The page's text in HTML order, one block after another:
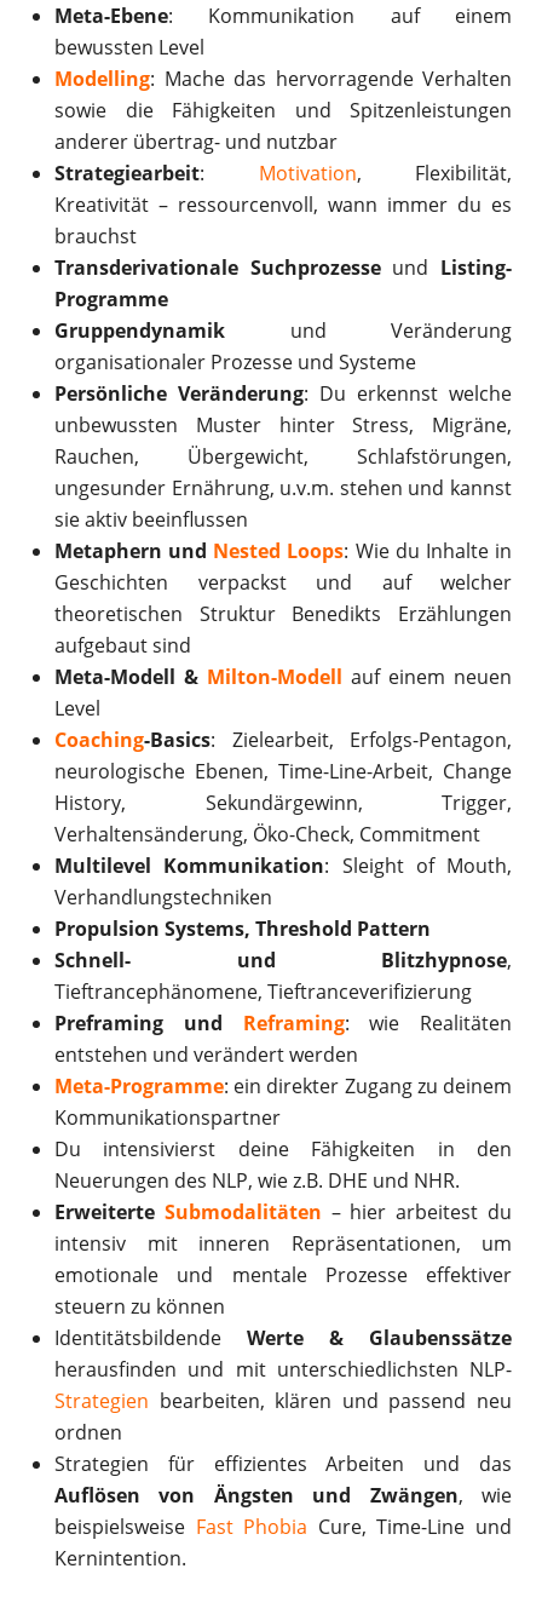
Meta-Ebene: Kommunikation auf einem
bewussten Level
Modelling: Mache das hervorragende Verhalten
sowie die Fähigkeiten und Spitzenleistungen
anderer übertrag- und nutzbar
Strategiearbeit: Motivation, Flexibilität,
Kreativität – ressourcenvoll, wann immer du es
brauchst
Transderivationale Suchprozesseund Listing-
Programme
Gruppendynamik und Veränderung
organisationaler Prozesse und Systeme
Persönliche Veränderung: Du erkennst welche
unbewussten Muster hinter Stress, Migräne,
Rauchen, Übergewicht, Schlafstörungen,
ungesunder Ernährung, u.v.m. stehen und kannst
sie aktiv beeinflussen
Metaphern und Nested Loops: Wie du Inhalte in
Geschichten verpackst und auf welcher
theoretischen Struktur Benedikts Erzählungen
aufgebaut sind
Meta-Modell & Milton-Modell auf einem neuen
Level
Coaching-Basics: Zielearbeit, Erfolgs-Pentagon,
neurologische Ebenen, Time-Line-Arbeit, Change
History, Sekundärgewinn, Trigger,
Verhaltensänderung, Öko-Check, Commitment
Multilevel Kommunikation: Sleight of Mouth,
Verhandlungstechniken
Propulsion Systems, Threshold Pattern
Schnell- und Blitzhypnose,
Tieftrancephänomene, Tieftranceverifizierung
Preframing und Reframing: wie Realitäten
entstehen und verändert werden
Meta-Programme: ein direkter Zugang zu deinem
Kommunikationspartner
Du intensivierst deine Fähigkeiten in den
Neuerungen des NLP, wie z.B. DHE und NHR.
Erweiterte Submodalitäten – hier arbeitest du
intensiv mit inneren Repräsentationen, um
emotionale und mentale Prozesse effektiver
steuern zu können
Identitätsbildende Werte & Glaubenssätze
herausfinden und mit unterschiedlichsten NLP-
Strategien bearbeiten, klären und passend neu
ordnen
Strategien für effizientes Arbeiten und das
Auflösen von Ängsten und Zwängen, wie
beispielsweise Fast Phobia Cure, Time-Line und
Kernintention.